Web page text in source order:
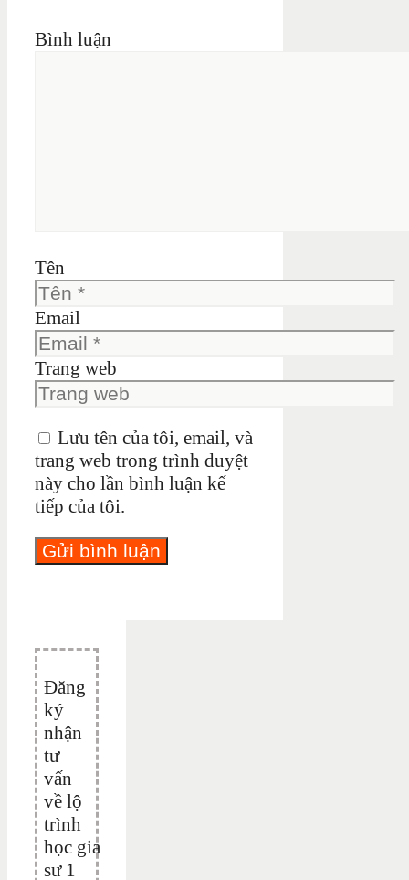
Bình luận
Tên
Email
Trang web
Lưu tên của tôi, email, và
trang web trong trình duyệt
này cho lần bình luận kế
tiếp của tôi.
Đăng
ký
nhận
tư
vấn
về lộ
trình
học gia
sư 1